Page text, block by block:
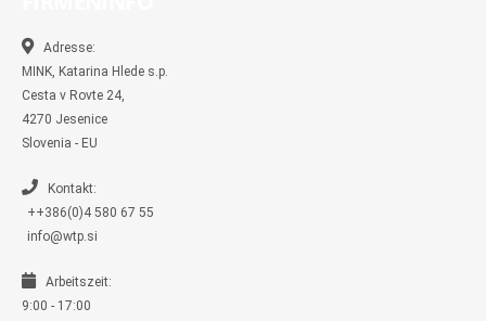
k
-
m
e
s
s
e
n
r
Adresse:
MINK, Katarina Hlede s.p.
Cesta v Rovte 24,
4270 Jesenice
Slovenia - EU
Kontakt:
++386(0)4 580 67 55
info@wtp.si
Arbeitszeit:
9:00 - 17:00